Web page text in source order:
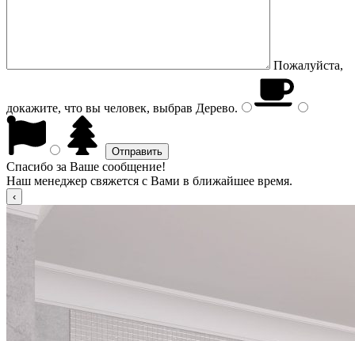
Пожалуйста,
докажите, что вы человек, выбрав Дерево.
Спасибо за Ваше сообщение!
Наш менеджер свяжется с Вами в ближайшее время.